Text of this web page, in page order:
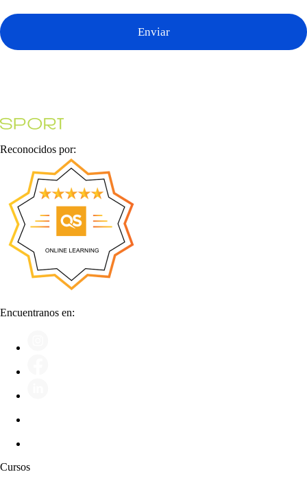
Enviar
Reconocidos por:
Encuentranos en:
Cursos